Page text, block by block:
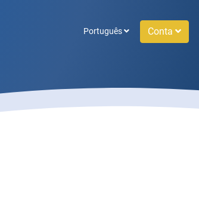
Português Conta